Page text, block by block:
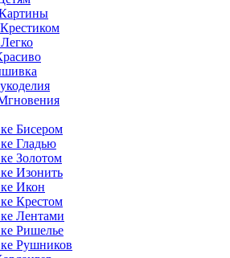
Бисером
Гладью
Золотом
Изонить
Икон
Крестом
Лентами
Ришелье
Рушников